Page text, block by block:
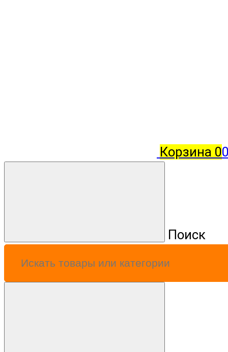
Корзина 0
Поиск